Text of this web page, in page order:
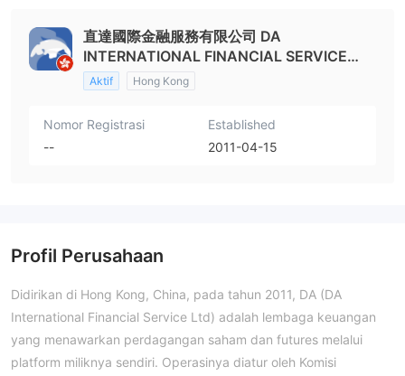
直達國際金融服務有限公司 DA
INTERNATIONAL FINANCIAL SERVICE
LIMITED
Aktif Hong Kong
Nomor Registrasi
--
Established
2011-04-15
Profil Perusahaan
Didirikan di Hong Kong, China, pada tahun 2011, DA (DA
International Financial Service Ltd) adalah lembaga keuangan
yang menawarkan perdagangan saham dan futures melalui
platform miliknya sendiri. Operasinya diatur oleh Komisi